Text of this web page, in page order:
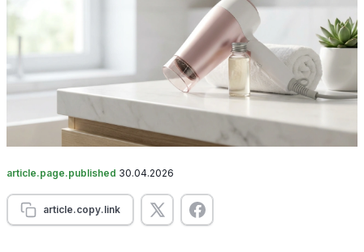
article.page.published 30.04.2026
article.copy.link